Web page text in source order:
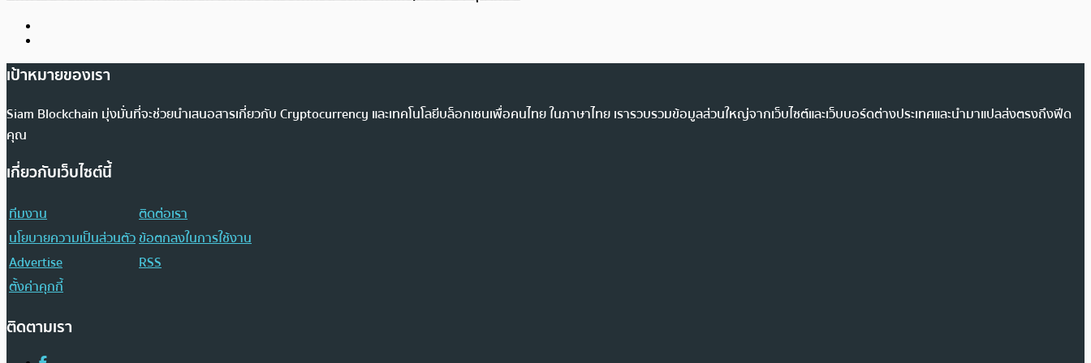
เป้าหมายของเรา
Siam Blockchain มุ่งมั่นที่จะช่วยนำเสนอสารเกี่ยวกับ Cryptocurrency และเทคโนโลยีบล็อกเชนเพื่อคนไทย ในภาษาไทย เรารวบรวมข้อมูลส่วนใหญ่จากเว็บไซต์และเว็บบอร์ดต่างประเทศและนำมาแปลส่งตรงถึงฟีด
คุณ
เกี่ยวกับเว็บไซต์นี้
ทีมงาน
ติดต่อเรา
นโยบายความเป็นส่วนตัวข้อตกลงในการใช้งาน
Advertise
RSS
ตั้งค่าคุกกี้
ติดตามเรา